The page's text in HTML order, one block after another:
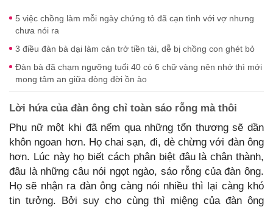
5 việc chồng làm mỗi ngày chứng tỏ đã cạn tình với vợ nhưng
chưa nói ra
3 điều đàn bà dại làm cản trở tiền tài, dễ bị chồng con ghét bỏ
Đàn bà đã chạm ngưỡng tuổi 40 có 6 chữ vàng nên nhớ thì mới
mong tâm an giữa dòng đời ồn ào
Lời hứa của đàn ông chỉ toàn sáo rỗng mà thôi
Phụ nữ một khi đã nếm qua những tổn thương sẽ dần
khôn ngoan hơn. Họ chai sạn, đi, dè chừng với đàn ông
hơn. Lúc này họ biết cách phân biệt đâu là chân thành,
đâu là những câu nói ngọt ngào, sáo rỗng của đàn ông.
Họ sẽ nhận ra đàn ông càng nói nhiều thì lại càng khó
tin tưởng. Bởi suy cho cùng thì miệng của đàn ông